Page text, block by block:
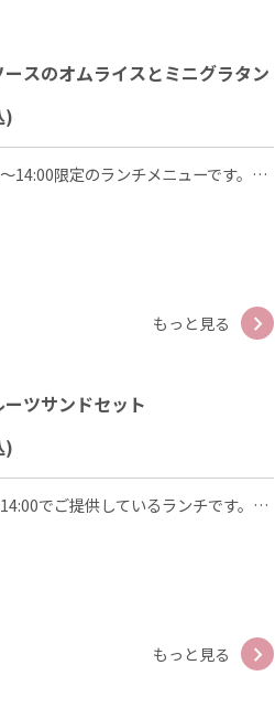
スのオムライスとミニグラタン
)
月～土の11:00～14:00限定のランチメニューです。トマトソースのオムライスにサラダ、グラタン、フルーツがついた贅沢なプレートランチです🍽 +330円～でドリンクセットもお付けできます！
もっと見る
ツサンドセット
)
月～土11:00～14:00でご提供しているランチです。熱々のグラタンに、季節のフルーツを使用したフルーツサンドとフルーツ盛りがのった贅沢な一皿です。＋330円でドリンクセットもお付けできます。
もっと見る